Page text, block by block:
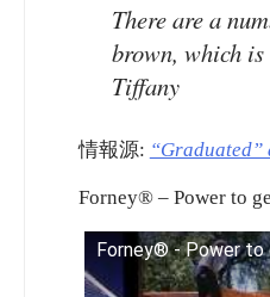
There are a
brown, which
Tiffany
情報源:
Forney® – Power to
Forney® - Power to